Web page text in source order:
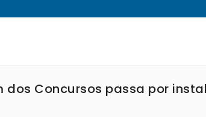
dos Concursos passa por